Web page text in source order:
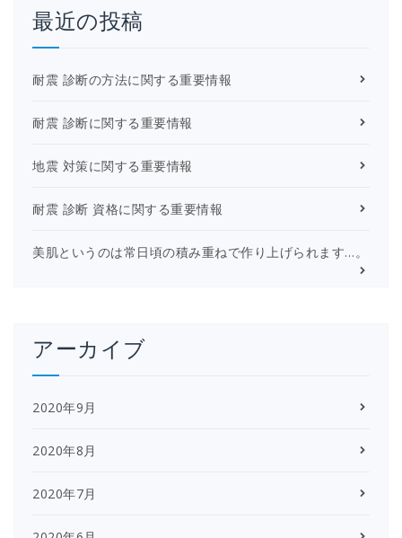
最近の投稿
耐震 診断の方法に関する重要情報
耐震 診断に関する重要情報
地震 対策に関する重要情報
耐震 診断 資格に関する重要情報
美肌というのは常日頃の積み重ねで作り上げられます…。
アーカイブ
2020年9月
2020年8月
2020年7月